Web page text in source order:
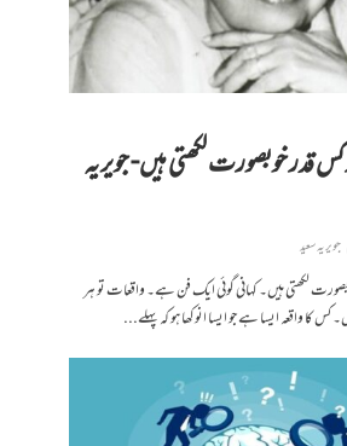
قدر خوبصورت لکھتی ہیں- جویریہ
جویریہ سعید
لکھتی ہیں۔ کہانی گوئی ایک فن ہے۔ واقعات تو ہر
کا واقعہ ایسا ہے جو ایسا انوکھا ہو کہ پہلے...